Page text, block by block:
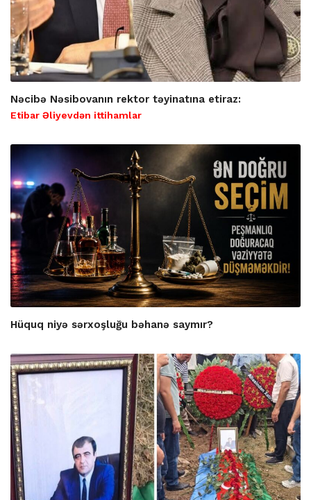
Nəcibə Nəsibovanın rektor təyinatına etiraz:
Etibar Əliyevdən ittihamlar
Hüquq niyə sərxoşluğu bəhanə saymır?